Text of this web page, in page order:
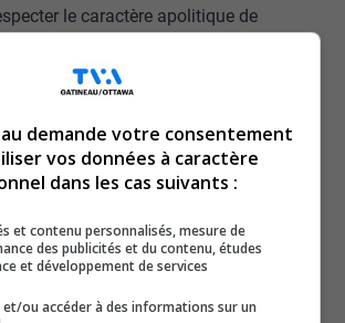
le caractère apolitique de
M. Langevin est bien accueillie par le
sur plusieurs dossiers de
dont certaines qui diffèrent de
notamment le fait que le PLQ souhaite
d’un tramway à Gatineau alors que
en question.
demande votre consentement
vos données à caractère
dans les cas suivants :
et contenu personnalisés, mesure de
des publicités et du contenu, études
et développement de services
ou accéder à des informations sur un